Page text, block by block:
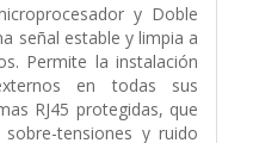
y Doble
señal estable y limpia a
Permite la instalación
en todas sus
RJ45 protegidas, que
tensiones y ruido